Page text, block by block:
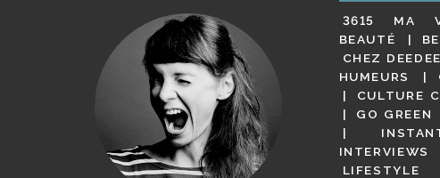
3615 MA
BEAUTÉ
CHEZ DEEDEE
HUMEURS
CULTURE
GO GREEN
LIFESTYLE